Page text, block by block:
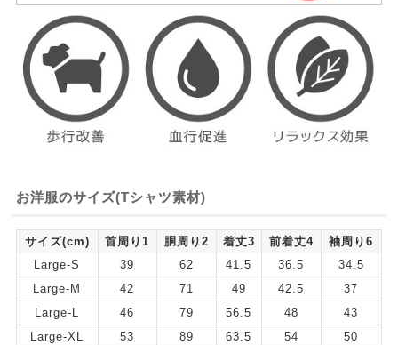
お洋服のサイズ(Tシャツ素材)
サイズ(cm) 首周り1 胴周り2 着丈3 前着丈4
袖周り6
Large-S
39 62 41.5 36.5
34.5
Large-M
42 71 49 42.5
37
Large-L
46 79 56.5 48
43
Large-XL
53 89 63.5 54 50